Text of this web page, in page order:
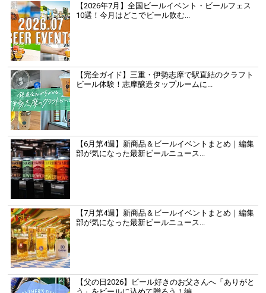
【2026年7月】全国ビールイベント・ビールフェス
10選！今月はどこでビール飲む...
【完全ガイド】三重・伊勢志摩で駅直結のクラフト
ビール体験！志摩醸造タップルームに...
【6月第4週】新商品＆ビールイベントまとめ｜編集
部が気になった最新ビールニュース...
【7月第4週】新商品＆ビールイベントまとめ｜編集
部が気になった最新ビールニュース...
【父の日2026】ビール好きのお父さんへ「ありがと